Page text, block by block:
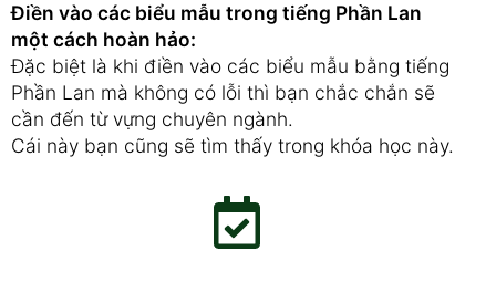
Điền vào các biểu mẫu trong tiếng Phần Lan
một cách hoàn hảo:
Đặc biệt là khi điền vào các biểu mẫu bằng tiếng
Phần Lan mà không có lỗi thì bạn chắc chắn sẽ
cần đến từ vựng chuyên ngành.
Cái này bạn cũng sẽ tìm thấy trong khóa học này.